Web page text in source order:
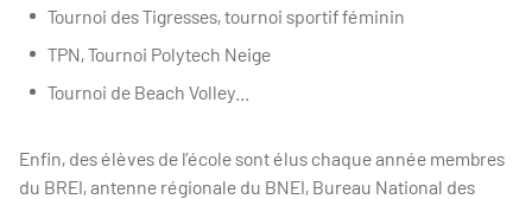
Tournoi des Tigresses, tournoi sportif féminin
TPN, Tournoi Polytech Neige
Tournoi de Beach Volley...
Enfin, des élèves de l’école sont élus chaque année membres
du BREI, antenne régionale du BNEI, Bureau National des